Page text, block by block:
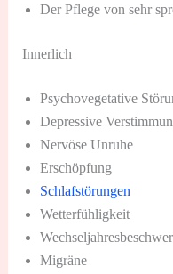
Der Pflege von sehr
Innerlich
Psychovegetative
Depressive
Nervöse Unruhe
Erschöpfung
Schlafstörungen
Wetterfühligkeit
Migräne